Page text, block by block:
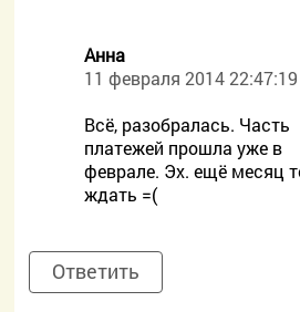
Анна
11 февраля 2014 22:47:19
Всё, разобралась. Часть
платежей прошла уже в
феврале. Эх. ещё месяц
ждать =(
Ответить